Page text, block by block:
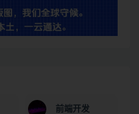
前端开发